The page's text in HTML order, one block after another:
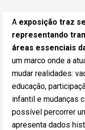
A exposição traz
representando
áreas essenciais
um marco onde a
mudar realidades:
educação,
infantil e mudanças
possível percorrer
apresenta dados